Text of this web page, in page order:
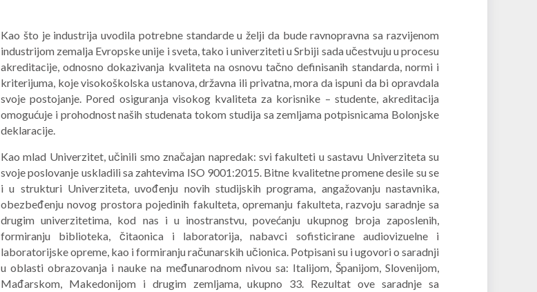
Kao što je industrija uvodila potrebne standarde u želji da bude ravnopravna sa razvijenom
industrijom zemalja Evropske unije i sveta, tako i univerziteti u Srbiji sada učestvuju u procesu
akreditacije, odnosno dokazivanja kvaliteta na osnovu tačno definisanih standarda, normi i
kriterijuma, koje visokoškolska ustanova, državna ili privatna, mora da ispuni da bi opravdala
svoje postojanje. Pored osiguranja visokog kvaliteta za korisnike – studente, akreditacija
omogućuje i prohodnost naših studenata tokom studija sa zemljama potpisnicama Bolonjske
deklaracije.
Kao mlad Univerzitet, učinili smo značajan napredak: svi fakulteti u sastavu Univerziteta su
svoje poslovanje uskladili sa zahtevima ISO 9001:2015. Bitne kvalitetne promene desile su se
i u strukturi Univerziteta, uvođenju novih studijskih programa, angažovanju nastavnika,
obezbeđenju novog prostora pojedinih fakulteta, opremanju fakulteta, razvoju saradnje sa
drugim univerzitetima, kod nas i u inostranstvu, povećanju ukupnog broja zaposlenih,
formiranju biblioteka, čitaonica i laboratorija, nabavci sofisticirane audiovizuelne i
laboratorijske opreme, kao i formiranju računarskih učionica. Potpisani su i ugovori o saradnji
u oblasti obrazovanja i nauke na međunarodnom nivou sa: Italijom, Španijom, Slovenijom,
Mađarskom, Makedonijom i drugim zemljama, ukupno 33. Rezultat ove saradnje sa